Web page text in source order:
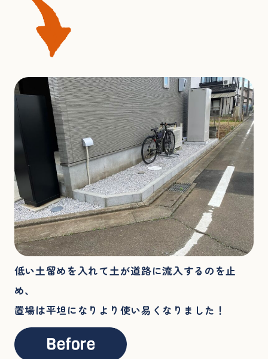
低い土留めを入れて土が道路に流入するのを止
め、
置場は平坦になりより使い易くなりました！